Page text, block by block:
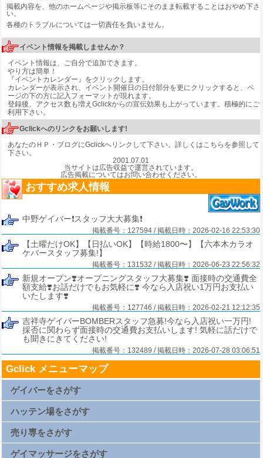
掲載内容を、他のホームページや掲示板等にそのまま転載することはおやめ下さ
い。
各種のトラブルについては一切責任を負いません。
イベント情報を掲載しませんか？
イベント情報は、ご自分で追加できます。
やり方は簡単！
『イベントカレンダー』をクリックします。
カレンダーが表示され、イベント開催日の日付部分を更にクリックすると、ペ
ージの下の方に記入フォーマットが現れます。
登録後、アクセス数も増えGclickからの宣伝効果も上がっています。積極的にご
利用下さい。
Gclickへのリンクをお願いします!
あなたのＨＰ・ブログにGclickへリンクして下さい。 詳しくはこちらを参照して
下さい。
2001.07.01
当サイトは広告収益で運営されています。
広告掲載についてはお問い合わせください。
おすすめ求人情報
中野ゲイバー❗️スタッフ大大募集❗️
掲載番号：127594 / 掲載日時：2026-02-16 22:53:30
【土曜だけOK】【日払いOK】【時給1800〜】【六本木カラオ
ケバースタッフ募集!】
掲載番号：131532 / 掲載日時：2026-06-23 22:56:32
新規オープン❣️オープニングスタッフ大募集❣️ 面接時の交通費全
額支給❣️お話だけでもお気軽に❣️ 今なら入店祝い1万円お支払い
いたします❣️
掲載番号：127746 / 掲載日時：2026-02-21 12:12:35
吉祥寺ゲイバーBOMBERスタッフ急募!今なら入店祝い一万円!
採否に関わらず面接時の交通費お支払いします! 気軽に話だけで
も聞きにきてください!
掲載番号：132489 / 掲載日時：2026-07-28 03:06:51
Gclick メニューマップ
ゲイバーをさがす
札幌ゲイバー一覧
上野ゲイバー一覧
新橋ゲイバー一覧
新宿2丁目ゲイバー一覧
名古屋ゲイバー一覧
ハッテン場をさがす
札幌ハッテン場一覧
上野ハッテン場一覧
新橋ハッテン場一覧
売り専をさがす
札幌売り専一覧
ゲイマッサージをさがす